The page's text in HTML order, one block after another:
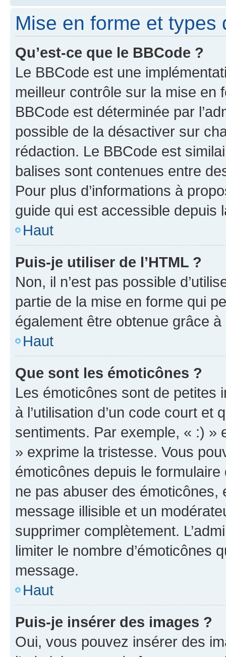
Mise en forme et types
Qu’est-ce que le BBCode ?
Le BBCode est une
meilleur contrôle sur la mise en
BBCode est déterminée par
possible de la désactiver sur
rédaction. Le BBCode est
balises sont contenues entre
Pour plus d’informations à
guide qui est accessible depuis
Haut
Puis-je utiliser de l’HTML ?
Non, il n’est pas possible
partie de la mise en forme qui
également être obtenue grâce à
Haut
Que sont les émoticônes ?
Les émoticônes sont de petites
à l’utilisation d’un code court et
sentiments. Par exemple, « :) »
» exprime la tristesse. Vous
émoticônes depuis le
ne pas abuser des
message illisible et un
supprimer complètement.
limiter le nombre d’émoticônes
message.
Haut
Puis-je insérer des images ?
Oui, vous pouvez insérer des